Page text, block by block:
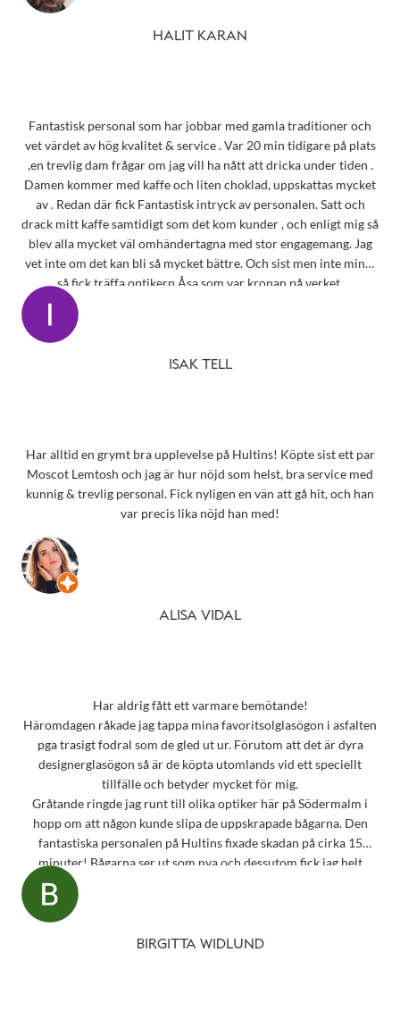
HALIT KARAN
Fantastisk personal som har jobbar med gamla traditioner och
vet värdet av hög kvalitet & service . Var 20 min tidigare på plats
,en trevlig dam frågar om jag vill ha nått att dricka under tiden .
Damen kommer med kaffe och liten choklad, uppskattas mycket
av . Redan där fick Fantastisk intryck av personalen. Satt och
drack mitt kaffe samtidigt som det kom kunder , och enligt mig så
blev alla mycket väl omhändertagna med stor engagemang. Jag
vet inte om det kan bli så mycket bättre. Och sist men inte minst
så fick träffa optikern Åsa som var kronan på verket.
ISAK TELL
Har alltid en grymt bra upplevelse på Hultins! Köpte sist ett par
Moscot Lemtosh och jag är hur nöjd som helst, bra service med
kunnig & trevlig personal. Fick nyligen en vän att gå hit, och han
var precis lika nöjd han med!
ALISA VIDAL
Har aldrig fått ett varmare bemötande!
Häromdagen råkade jag tappa mina favoritsolglasögon i asfalten
pga trasigt fodral som de gled ut ur. Förutom att det är dyra
designerglasögon så är de köpta utomlands vid ett speciellt
tillfälle och betyder mycket för mig.
Gråtande ringde jag runt till olika optiker här på Södermalm i
hopp om att någon kunde slipa de uppskrapade bågarna. Den
fantastiska personalen på Hultins fixade skadan på cirka 15
minuter! Bågarna ser ut som nya och dessutom fick jag helt
oväntat en underbar gåva – ett sprillans nytt fodral från samma
märke som mina solglasögon! Vilken fantastisk service! Kommer
Snart behöver jag boka tid för en synundersökning och jag vet
BIRGITTA WIDLUND